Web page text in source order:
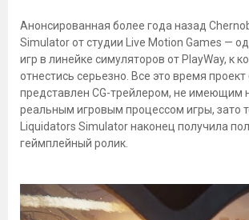
Анонсированная более года назад
Simulator от студии Live Motion Games —
игр в линейке симуляторов от PlayWay, к
отнестись серьезно. Все это время
представлен CG-трейлером, не имеющим
реальным игровым процессом игры, зато
Liquidators Simulator наконец получила
геймплейный ролик.